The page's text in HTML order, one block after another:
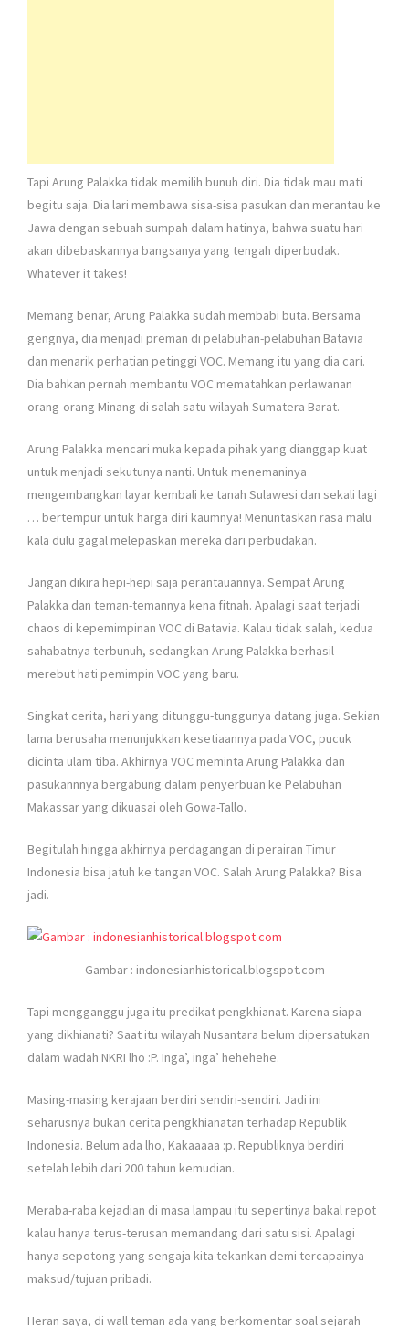
Tapi Arung Palakka tidak memilih bunuh diri. Dia tidak mau mati
begitu saja. Dia lari membawa sisa-sisa pasukan dan merantau ke
Jawa dengan sebuah sumpah dalam hatinya, bahwa suatu hari
akan dibebaskannya bangsanya yang tengah diperbudak.
Whatever it takes!
Memang benar, Arung Palakka sudah membabi buta. Bersama
gengnya, dia menjadi preman di pelabuhan-pelabuhan Batavia
dan menarik perhatian petinggi VOC. Memang itu yang dia cari.
Dia bahkan pernah membantu VOC mematahkan perlawanan
orang-orang Minang di salah satu wilayah Sumatera Barat.
Arung Palakka mencari muka kepada pihak yang dianggap kuat
untuk menjadi sekutunya nanti. Untuk menemaninya
mengembangkan layar kembali ke tanah Sulawesi dan sekali lagi
… bertempur untuk harga diri kaumnya! Menuntaskan rasa malu
kala dulu gagal melepaskan mereka dari perbudakan.
Jangan dikira hepi-hepi saja perantauannya. Sempat Arung
Palakka dan teman-temannya kena fitnah. Apalagi saat terjadi
chaos di kepemimpinan VOC di Batavia. Kalau tidak salah, kedua
sahabatnya terbunuh, sedangkan Arung Palakka berhasil
merebut hati pemimpin VOC yang baru.
Singkat cerita, hari yang ditunggu-tunggunya datang juga. Sekian
lama berusaha menunjukkan kesetiaannya pada VOC, pucuk
dicinta ulam tiba. Akhirnya VOC meminta Arung Palakka dan
pasukannnya bergabung dalam penyerbuan ke Pelabuhan
Makassar yang dikuasai oleh Gowa-Tallo.
Begitulah hingga akhirnya perdagangan di perairan Timur
Indonesia bisa jatuh ke tangan VOC. Salah Arung Palakka? Bisa
jadi.
Gambar : indonesianhistorical.blogspot.com
Tapi mengganggu juga itu predikat pengkhianat. Karena siapa
yang dikhianati? Saat itu wilayah Nusantara belum dipersatukan
dalam wadah NKRI lho :P. Inga’, inga’ hehehehe.
Masing-masing kerajaan berdiri sendiri-sendiri. Jadi ini
seharusnya bukan cerita pengkhianatan terhadap Republik
Indonesia. Belum ada lho, Kakaaaaa :p. Republiknya berdiri
setelah lebih dari 200 tahun kemudian.
Meraba-raba kejadian di masa lampau itu sepertinya bakal repot
kalau hanya terus-terusan memandang dari satu sisi. Apalagi
hanya sepotong yang sengaja kita tekankan demi tercapainya
maksud/tujuan pribadi.
Heran saya, di wall teman ada yang berkomentar soal sejarah